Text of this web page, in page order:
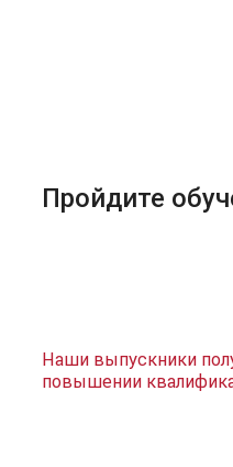
Пройдите
Наши выпускники
повышении